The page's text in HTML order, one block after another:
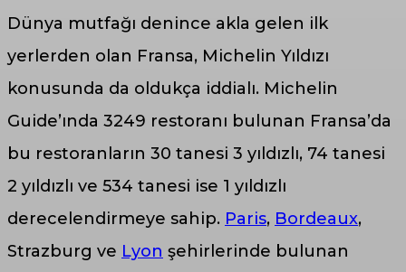
Dünya mutfağı denince akla gelen ilk
yerlerden olan Fransa, Michelin Yıldızı
konusunda da oldukça iddialı. Michelin
Guide’ında 3249 restoranı bulunan Fransa’da
bu restoranların 30 tanesi 3 yıldızlı, 74 tanesi
2 yıldızlı ve 534 tanesi ise 1 yıldızlı
derecelendirmeye sahip. Paris, Bordeaux,
Strazburg ve Lyon şehirlerinde bulunan